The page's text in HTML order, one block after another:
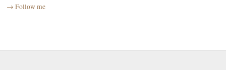
→ Follow me